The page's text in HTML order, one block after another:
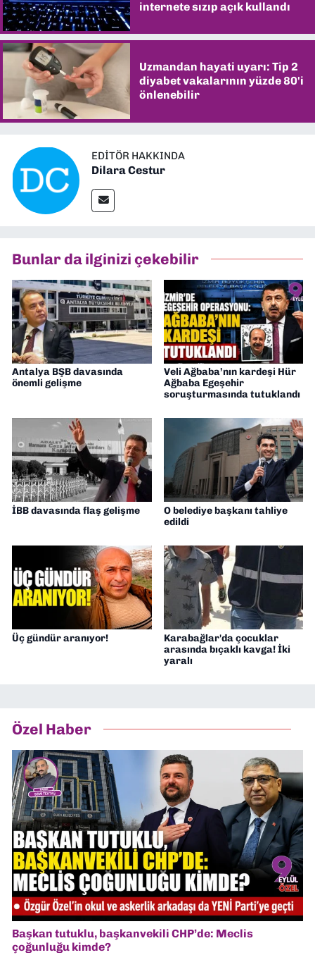
internete sızıp açık kullandı
Uzmandan hayati uyarı: Tip 2
diyabet vakalarının yüzde 80'i
önlenebilir
EDITÖR HAKKINDA
Dilara Cestur
Bunlar da ilginizi çekebilir
Antalya BŞB davasında
önemli gelişme
Veli Ağbaba’nın kardeşi Hür
Ağbaba Egeşehir
soruşturmasında tutuklandı
İBB davasında flaş gelişme
O belediye başkanı tahliye
edildi
Üç gündür aranıyor!
Karabağlar'da çocuklar
arasında bıçaklı kavga! İki
yaralı
Özel Haber
Başkan tutuklu, başkanvekili CHP’de: Meclis
çoğunluğu kimde?